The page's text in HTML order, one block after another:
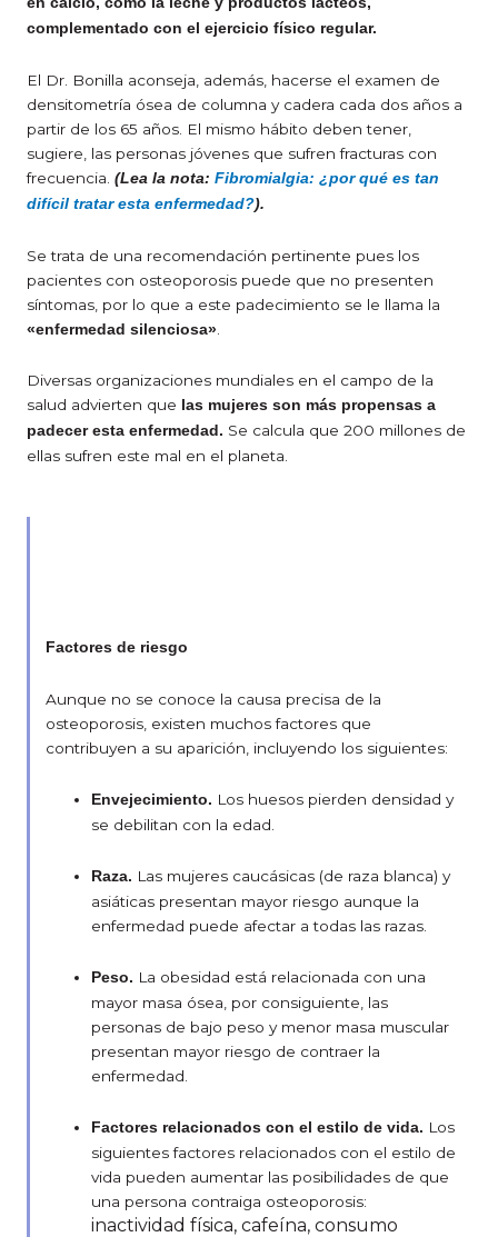
complementado con el ejercicio físico regular.
El Dr. Bonilla aconseja, además, hacerse el examen de
densitometría ósea de columna y cadera cada dos años a
partir de los 65 años. El mismo hábito deben tener,
sugiere, las personas jóvenes que sufren fracturas con
frecuencia. (Lea la nota: Fibromialgia: ¿por qué es tan
difícil tratar esta enfermedad?).
Se trata de una recomendación pertinente pues los
pacientes con osteoporosis puede que no presenten
síntomas, por lo que a este padecimiento se le llama la
«enfermedad silenciosa»
Diversas organizaciones mundiales en el campo de la
salud advierten que las mujeres son más propensas a
padecer esta enfermedad. Se calcula que 200 millones de
ellas sufren este mal en el planeta.
Factores de riesgo
Aunque no se conoce la causa precisa de la
osteoporosis, existen muchos factores que
contribuyen a su aparición, incluyendo los siguientes:
Envejecimiento. Los huesos pierden densidad y
se debilitan con la edad.
Raza. Las mujeres caucásicas (de raza blanca) y
asiáticas presentan mayor riesgo aunque la
enfermedad puede afectar a todas las razas.
Peso. La obesidad está relacionada con una
mayor masa ósea, por consiguiente, las
personas de bajo peso y menor masa muscular
presentan mayor riesgo de contraer la
enfermedad.
Factores relacionados con el estilo de vida. Los
siguientes factores relacionados con el estilo de
vida pueden aumentar las posibilidades de que
una persona contraiga osteoporosis:
inactividad física, cafeína, consumo